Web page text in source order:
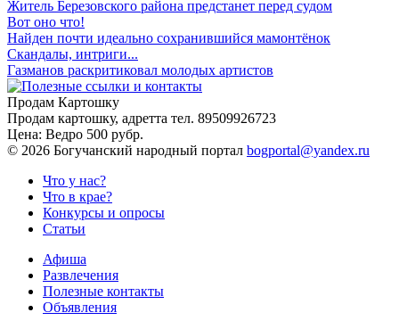
Житель Березовского района предстанет перед судом
Вот оно что!
Найден почти идеально сохранившийся мамонтёнок
Скандалы, интриги...
Газманов раскритиковал молодых артистов
Продам Картошку
Продам картошку, адретта тел. 89509926723
Цена: Ведро 500 рубр.
© 2026 Богучанский народный портал bogportal@yandex.ru
Что у нас?
Что в крае?
Конкурсы и опросы
Статьи
Афиша
Развлечения
Полезные контакты
Объявления